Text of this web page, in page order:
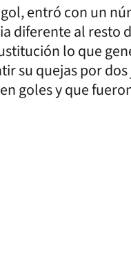
entró con un
diferente al resto
lo que
su quejas por
goles y que